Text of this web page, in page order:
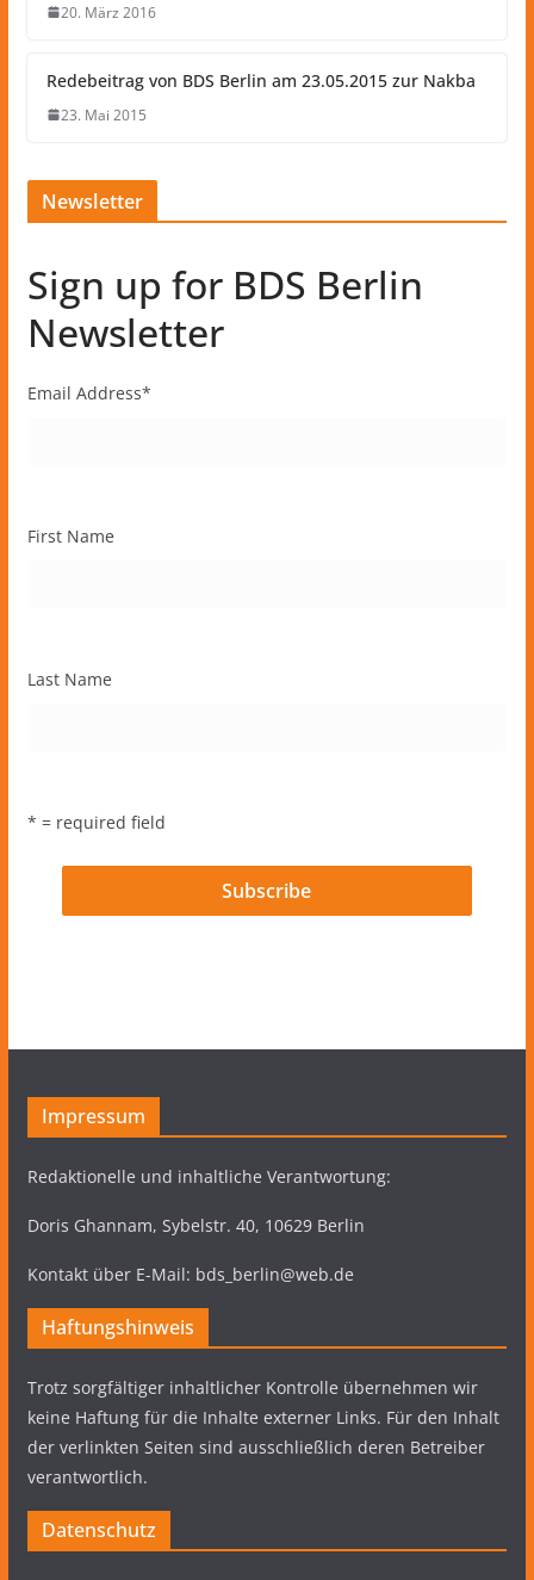
20. März 2016
Redebeitrag von BDS Berlin am 23.05.2015 zur Nakba
23. Mai 2015
Newsletter
Sign up for BDS Berlin
Newsletter
Email Address*
First Name
Last Name
* = required field
Impressum
Redaktionelle und inhaltliche Verantwortung:
Doris Ghannam, Sybelstr. 40, 10629 Berlin
Kontakt über E-Mail: bds_berlin@web.de
Haftungshinweis
Trotz sorgfältiger inhaltlicher Kontrolle übernehmen wir
keine Haftung für die Inhalte externer Links. Für den Inhalt
der verlinkten Seiten sind ausschließlich deren Betreiber
verantwortlich.
Datenschutz